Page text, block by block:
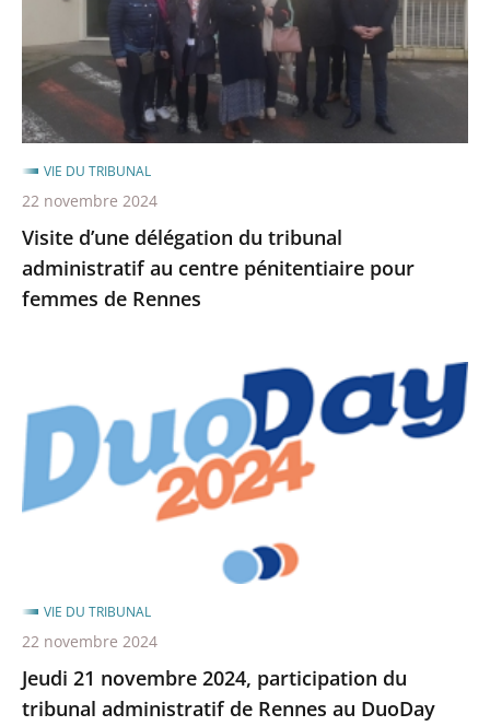
administratif
centre
pénitentiaire
pour
femmes
de
Visite d’une délégation du tribunal
administratif au centre pénitentiaire pour
femmes de Rennes
VIE DU TRIBUNAL
22 novembre 2024
21
novembre
2024,
participation
de
Rennes
au
DuoDay
Jeudi 21 novembre 2024, participation du
tribunal administratif de Rennes au DuoDay
VIE DU TRIBUNAL
22 novembre 2024